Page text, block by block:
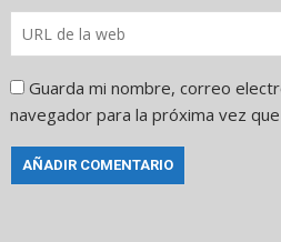
Guarda mi nombre, correo
navegador para la próxima vez